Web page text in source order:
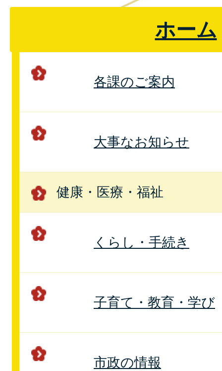
ホーム
各課のご案内
大事なお知らせ
健康・医療・福祉
くらし・手続き
子育て・教育・学び
市政の情報